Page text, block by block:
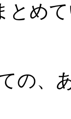
とめ
の、